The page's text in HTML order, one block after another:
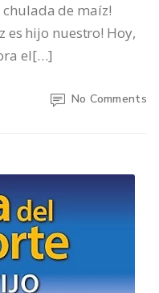
chulada de maíz!
es hijo nuestro! Hoy,
el[…]
No Comments